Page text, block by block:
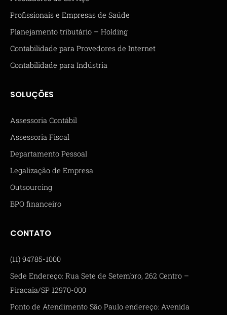
Profissionais e Empresas de Saúde
Planejamento tributário – Holding
Contabilidade para Provedores de Internet
Contabilidade para Indústria
SOLUÇÕES
Assessoria Contábil
Assessoria Fiscal
Departamento Pessoal
Legalização de Empresa
Outsourcing
BPO financeiro
CONTATO
(11) 94785-1000
Sede Endereço: Rua Sete de Setembro, 262 Centro –
Piracaia/SP 12970-000
Ponto de Atendimento São Paulo endereço: Avenida